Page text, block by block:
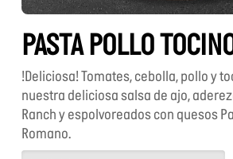
PASTA POLLO
!Deliciosa! Tomates, cebolla, pollo y
nuestra deliciosa salsa de ajo,
Ranch y espolvoreados con quesos
Romano.